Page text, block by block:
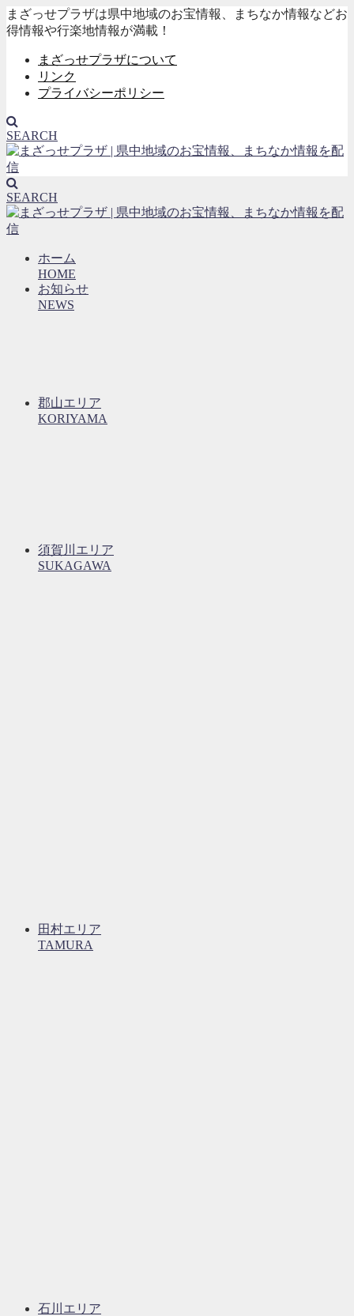
まざっせプラザは県中地域のお宝情報、まちなか情報などお
得情報や行楽地情報が満載！
まざっせプラザについて
リンク
プライバシーポリシー
SEARCH
SEARCH
ホーム
HOME
お知らせ
NEWS
郡山エリア
KORIYAMA
須賀川エリア
SUKAGAWA
田村エリア
TAMURA
石川エリア